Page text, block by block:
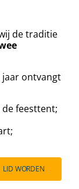
de traditie
jaar ontvangt
feesttent;
LID WORDEN